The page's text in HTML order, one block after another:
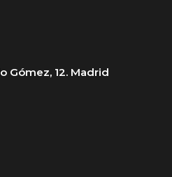
Gómez, 12. Madrid